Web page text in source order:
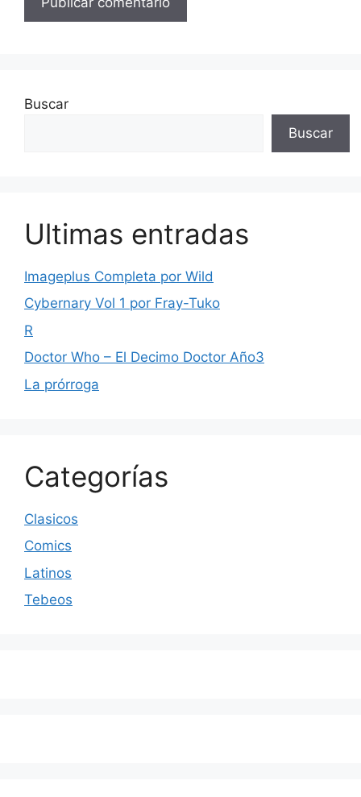
Buscar
Buscar
Ultimas entradas
Imageplus Completa por Wild
Cybernary Vol 1 por Fray-Tuko
R
Doctor Who – El Decimo Doctor Año3
La prórroga
Categorías
Clasicos
Comics
Latinos
Tebeos